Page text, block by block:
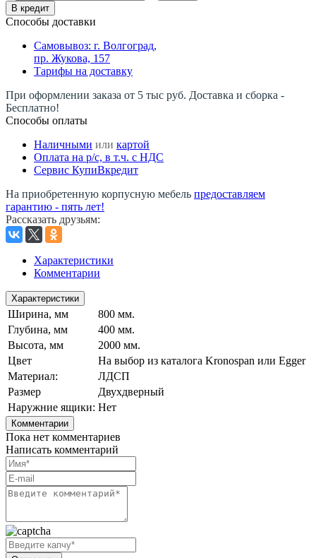
В кредит
Способы доставки
Самовывоз: г. Волгоград,
пр. Жукова, 157
Тарифы на доставку
При оформлении заказа от 5 тыс руб. Доставка и сборка -
Бесплатно!
Способы оплаты
Наличными или картой
Оплата на р/c, в т.ч. с НДС
Сервис КупиВкредит
На приобретенную корпусную мебель предоставляем
гарантию - пять лет!
Рассказать друзьям:
Характеристики
Комментарии
Характеристики
Ширина, мм
800 мм.
Глубина, мм
400 мм.
Высота, мм
2000 мм.
Цвет
На выбор из каталога Kronospan или Egger
Материал:
ЛДСП
Размер
Двухдверный
Наружние ящики: Нет
Комментарии
Пока нет комментариев
Написать комментарий